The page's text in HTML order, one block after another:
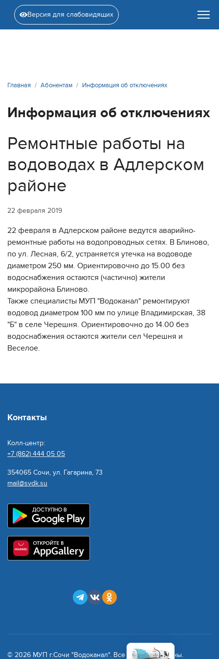
Версия для слабовидящих
Главная Абонентам Информация об отключениях
Информация об отключениях
Ремонтные работы на
водоводах в Адлерском
районе
22 февраля 2019
22 февраля в Адлерском районе ведутся аварийно-
ремонтные работы на водопроводных сетях. В Блиново,
по ул. Лесная, 6/2, устраняется утечка на водоводе
диаметром 250 мм. Ориентировочно до 15.00 без
водоснабжения остаются (частично) жители
микрорайона Блиново.
Также специалисты МУП "Водоканал" ремонтируют
водовод диаметром 100 мм по улице Владимирская, 38
"Б" в селе Черешня. Ориентировочно до 14.00 без
водоснабжения остаются жители сел Черешня и
Веселое.
Контакты
Колл-центр:
+7 (862) 444 05 05
354065 Сочи, ул. Гагарина, 73
mail@svdk.su
© 2026 МУП г.Сочи "Водоканал". Все права защищены.